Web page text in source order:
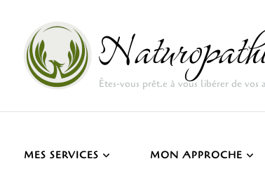
Êtes-vous prêt.e à vous libérer de
MES SERVICES MON APPROCHE